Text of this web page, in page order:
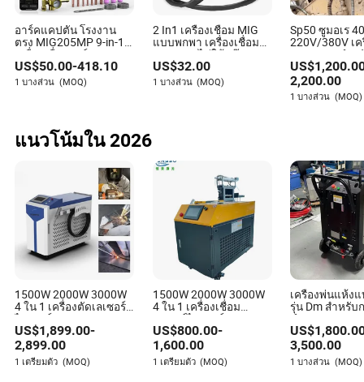
อาร์คแคปตัน โรงงาน
ตรง MIG205MP 9-in-1
เครื่องเชื่อมอาร์กแบบ
หลายกระบวนการ เครื่อง
เชื่อม MIG เครื่องเชื่อมอิน
เวอร์เตอร์ที่มีการควบคุม
US$50.00-418.10
1 บางส่วน (MOQ)
2 In1 เครื่องเชื่อม MIG
แบบพกพา เครื่องเชื่อม
MIG แบบไม่ใช้แก๊ส
US$32.00
1 บางส่วน (MOQ)
Sp50 ซูมอเร
220V/380V เ
แบบพกพาสำ
ขุด
US$
2,200.00
1 บางส่วน (MOQ)
แนวโน้มใน 2026
1500W 2000W 3000W
4 ใน 1 เครื่องตัดเลเซอร์
ไฟเบอร์แบบพกพา
ทำความสะอาด เชื่อม
ราคา สำหรับเหล็กกล้า
คาร์บอน สแตนเลส อลูมิ
เนียม โลหะ เหล็ก อิน็อกซ์
US$1,899.00-
2,899.00
1 เตรียมตัว (MOQ)
1500W 2000W 3000W
4 ใน 1 เครื่องเชื่อม
เลเซอร์ไฟเบอร์แบบพก
พาสำหรับการตัด
ทำความสะอาดและเชื่อม
รอยต่อสำหรับเหล็กกล้า
คาร์บอน สแตนเลส อลูมิ
US$800.00-
1,600.00
1 เตรียมตัว (MOQ)
เครื่องพ่นแห้ง
รุ่น Dm สำหรับ
ทำความสะอา
US$
3,500.00
1 บางส่วน (MOQ)